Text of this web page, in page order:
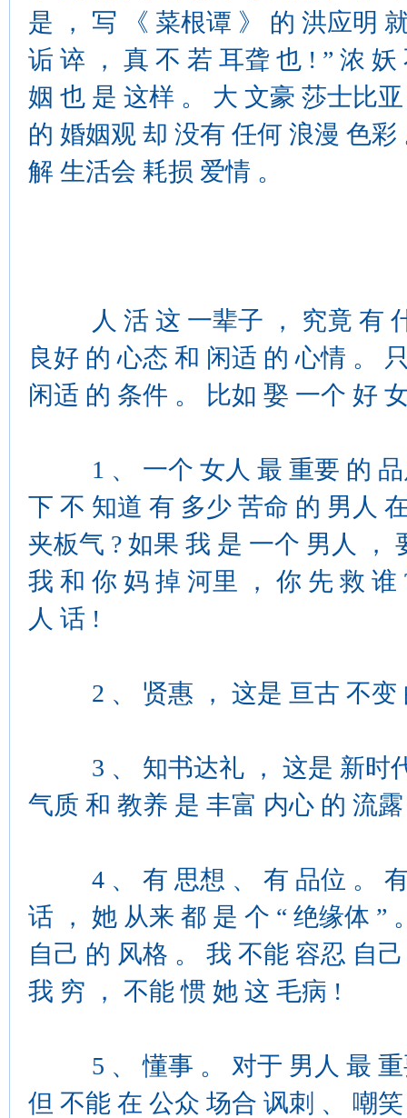
是 ， 写 《 菜根谭 》 的 洪应明
诟 谇 ， 真 不 若 耳聋 也 ! ” 浓
姻 也 是 这样 。 大 文豪 莎士比
的 婚姻观 却 没有 任何 浪漫 色
解 生活会 耗损 爱情 。
人 活 这 一辈子 ， 究竟 有 什
良好 的 心态 和 闲适 的 心情 。
闲适 的 条件 。 比如 娶 一个 好
1 、 一个 女人 最 重要 的 品
下 不 知道 有 多少 苦命 的 男人
夹板气 ? 如果 我 是 一个 男人 ，
我 和 你 妈 掉 河里 ， 你 先 救 谁
人 话 !
2 、 贤惠 ， 这是 亘古 不变
3 、 知书达礼 ， 这是 新时代
气质 和 教养 是 丰富 内心 的 流
4 、 有 思想 、 有 品位 。 有
话 ， 她 从来 都 是 个 “ 绝缘体 ”
自己 的 风格 。 我 不能 容忍 自
我 穷 ， 不能 惯 她 这 毛病 !
5 、 懂事 。 对于 男人 最 重
但 不能 在 公众 场合 讽刺 、 嘲